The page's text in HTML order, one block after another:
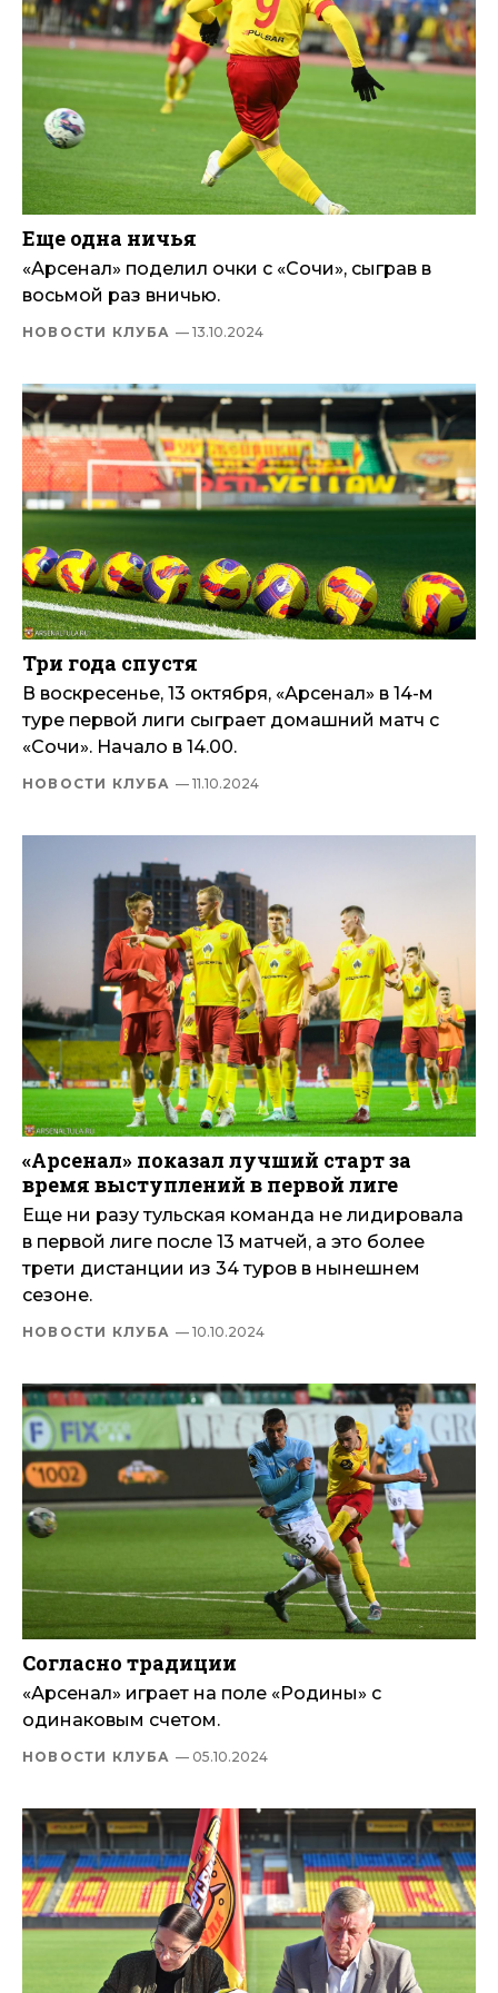
Еще одна ничья
«Арсенал» поделил очки с «Сочи», сыграв в
восьмой раз вничью.
НОВОСТИ КЛУБА — 13.10.2024
Три года спустя
В воскресенье, 13 октября, «Арсенал» в 14-м
туре первой лиги сыграет домашний матч с
«Сочи». Начало в 14.00.
НОВОСТИ КЛУБА — 11.10.2024
«Арсенал» показал лучший старт за
время выступлений в первой лиге
Еще ни разу тульская команда не лидировала
в первой лиге после 13 матчей, а это более
трети дистанции из 34 туров в нынешнем
сезоне.
НОВОСТИ КЛУБА — 10.10.2024
Согласно традиции
«Арсенал» играет на поле «Родины» с
одинаковым счетом.
НОВОСТИ КЛУБА — 05.10.2024